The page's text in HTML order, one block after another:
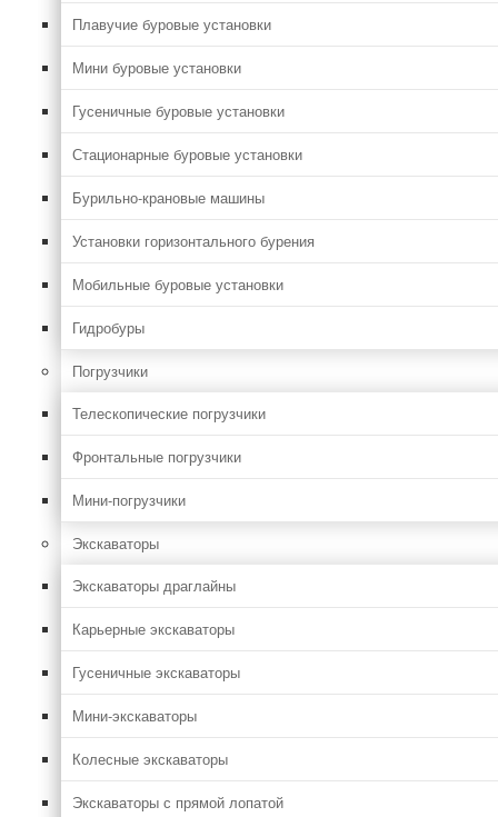
Плавучие буровые установки
Мини буровые установки
Гусеничные буровые установки
Стационарные буровые установки
Бурильно-крановые машины
Установки горизонтального бурения
Мобильные буровые установки
Гидробуры
Погрузчики
Телескопические погрузчики
Фронтальные погрузчики
Мини-погрузчики
Экскаваторы
Экскаваторы драглайны
Карьерные экскаваторы
Гусеничные экскаваторы
Мини-экскаваторы
Колесные экскаваторы
Экскаваторы с прямой лопатой